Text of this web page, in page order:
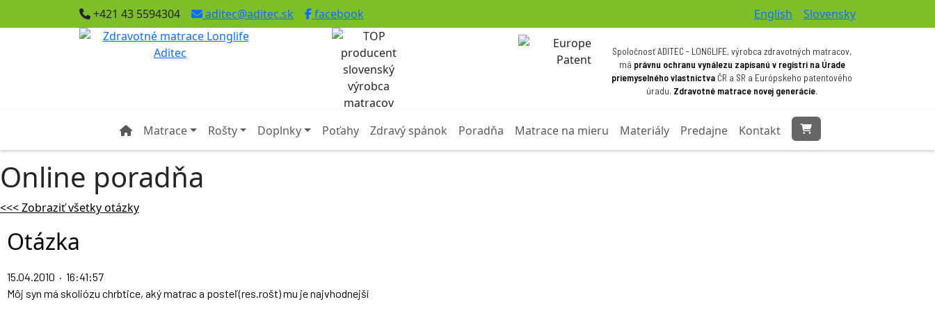
+421 43 5594304 aditec@aditec.sk facebook English Slovensky
Spoločnosť ADITEC - LONGLIFE, výrobca zdravotných matracov,
má právnu ochranu vynálezu zapísanú v registri na Úrade
priemyselného vlastníctvaČR a SR a Európskeho patentového
úradu. Zdravotné matrace novej generácie.
Matrace Rošty Doplnky Poťahy Zdravý spánok Poradňa Matrace na mieru Materiály Predajne Kontakt
Online poradňa
<<< Zobraziť všetky otázky
Otázka
15.04.2010 · 16:41:57
Môj syn má skoliózu chrbtice, aký matrac a posteľ(res.rošt) mu je najvhodnejší